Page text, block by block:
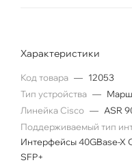
Характеристики
Код товара — 12053
Тип устройства —
Линейка Cisco — ASR
Поддерживаемый тип
Интерфейсы 40GBase-X
SFP+